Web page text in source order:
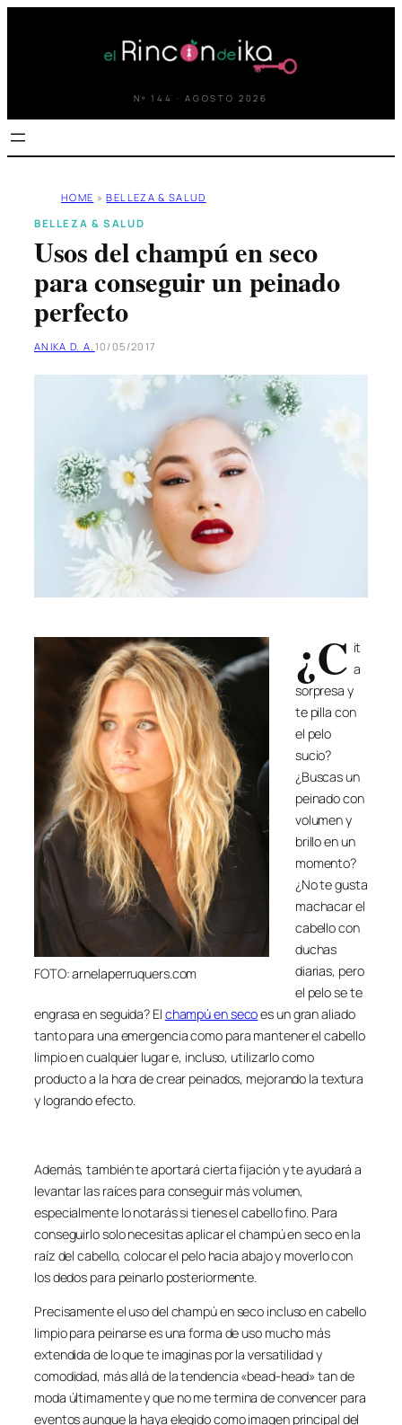
Nº 144 · AGOSTO 2026
HOME » BELLEZA & SALUD
BELLEZA & SALUD
Usos del champú en seco
para conseguir un peinado
perfecto
ANIKA D. A. 10/05/2017
FOTO: arnelaperruquers.com
¿C it
a
sorpresa y
te pilla con
el pelo
sucio?
¿Buscas un
peinado con
volumen y
brillo en un
momento?
¿No te gusta
machacar el
cabello con
duchas
diarias, pero
el pelo se te
engrasa en seguida? El champú en secoes un gran aliado
tanto para una emergencia como para mantener el cabello
limpio en cualquier lugar e, incluso, utilizarlo como
producto a la hora de crear peinados, mejorando la textura
y logrando efecto.
Además, también te aportará cierta fijación y te ayudará a
levantar las raíces para conseguir más volumen,
especialmente lo notarás si tienes el cabello fino. Para
conseguirlo solo necesitas aplicar el champú en seco en la
raíz del cabello, colocar el pelo hacia abajo y moverlo con
los dedos para peinarlo posteriormente.
Precisamente el uso del champú en seco incluso en cabello
limpio para peinarse es una forma de uso mucho más
extendida de lo que te imaginas por la versatilidad y
comodidad, más allá de la tendencia «bead-head» tan de
moda últimamente y que no me termina de convencer para
eventos aunque la haya elegido como imagen principal del